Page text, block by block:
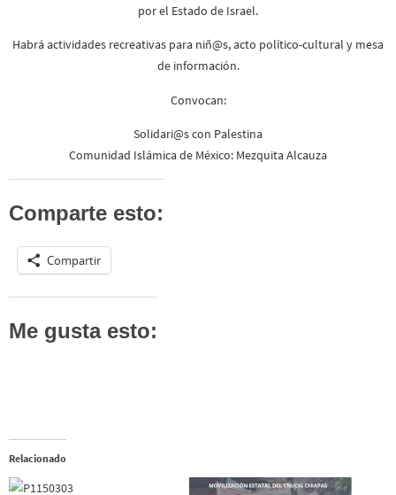
por el Estado de Israel.
Habrá actividades recreativas para niñ@s, acto político-cultural y mesa
de información.
Convocan:
Solidari@s con Palestina
Comunidad Islámica de México: Mezquita Alcauza
Comparte esto:
Compartir
Me gusta esto:
Relacionado